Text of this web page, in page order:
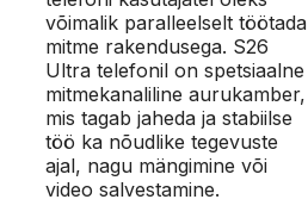
võimalik paralleelselt töötada
mitme rakendusega. S26
Ultra telefonil on spetsiaalne
mitmekanaliline aurukamber,
mis tagab jaheda ja stabiilse
töö ka nõudlike tegevuste
ajal, nagu mängimine või
video salvestamine.